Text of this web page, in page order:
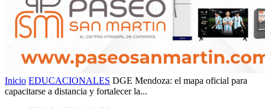
Inicio EDUCACIONALES DGE Mendoza: el mapa oficial para
capacitarse a distancia y fortalecer la...